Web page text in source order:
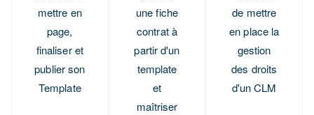
mettre en
page,
finaliser et
publier son
Template
une fiche
contrat à
partir d'un
template
et
maîtriser
de mettre
en place la
gestion
des droits
d'un CLM